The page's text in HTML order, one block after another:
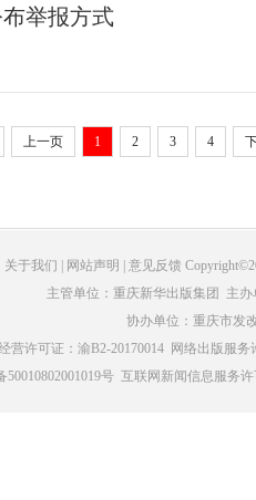
举报方式
4
3
2
1
上一页
关于我们 | 网站声明 | 意见反馈
主管单位：重庆新华出版集团 主
协办单位：重庆市发
营许可证：渝B2-20170014 网络出版服务
50010802001019号互联网新闻信息服务许